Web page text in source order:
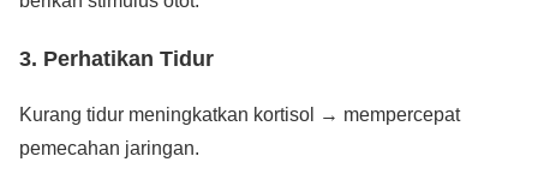
3. Perhatikan Tidur
Kurang tidur meningkatkan kortisol → mempercepat
pemecahan jaringan.